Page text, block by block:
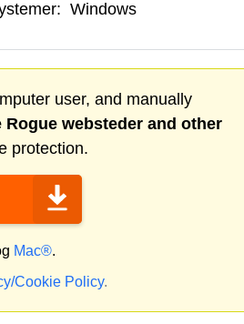
Windows
user, and manually
Rogue websteder and other
protection.
Mac®.
Cookie Policy.